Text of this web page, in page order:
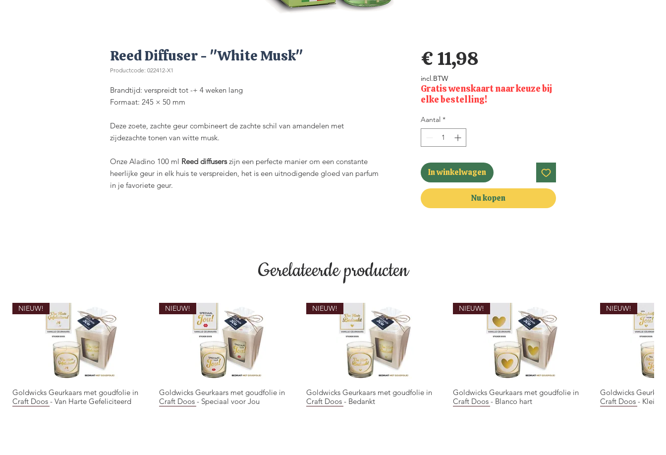
Reed Diffuser - "White Musk"
Productcode: 022412-X1
Brandtijd: verspreidt tot -+ 4 weken lang
Formaat: 245 × 50 mm
Deze zoete, zachte geur combineert de zachte schil van amandelen met
zijdezachte tonen van witte musk.
Onze Aladino 100 ml Reed diffuserszijn een perfecte manier om een constante
heerlijke geur in elk huis te verspreiden, het is een uitnodigende gloed van parfum
in je favoriete geur.
€ 11,98Prijs
incl.BTW
Gratis wenskaart naar keuze bij
elke bestelling!
Aantal *
In winkelwagen
Nu kopen
Gerelateerde producten
Snel overzicht
NIEUW!
Goldwicks Geurkaars met goudfolie in
Craft Doos - Van Harte Gefeliciteerd
Snel overzicht
NIEUW!
Goldwicks Geurkaars met goudfolie in
Craft Doos - Speciaal voor Jou
Snel overzicht
NIEUW!
Goldwicks Geurkaars met goudfolie in
Craft Doos - Bedankt
Snel overzicht
NIEUW!
Goldwicks Geurkaars met goudfolie in
Craft Doos - Blanco hart
Snel
NIEUW!
Goldwicks
Craft Doos -